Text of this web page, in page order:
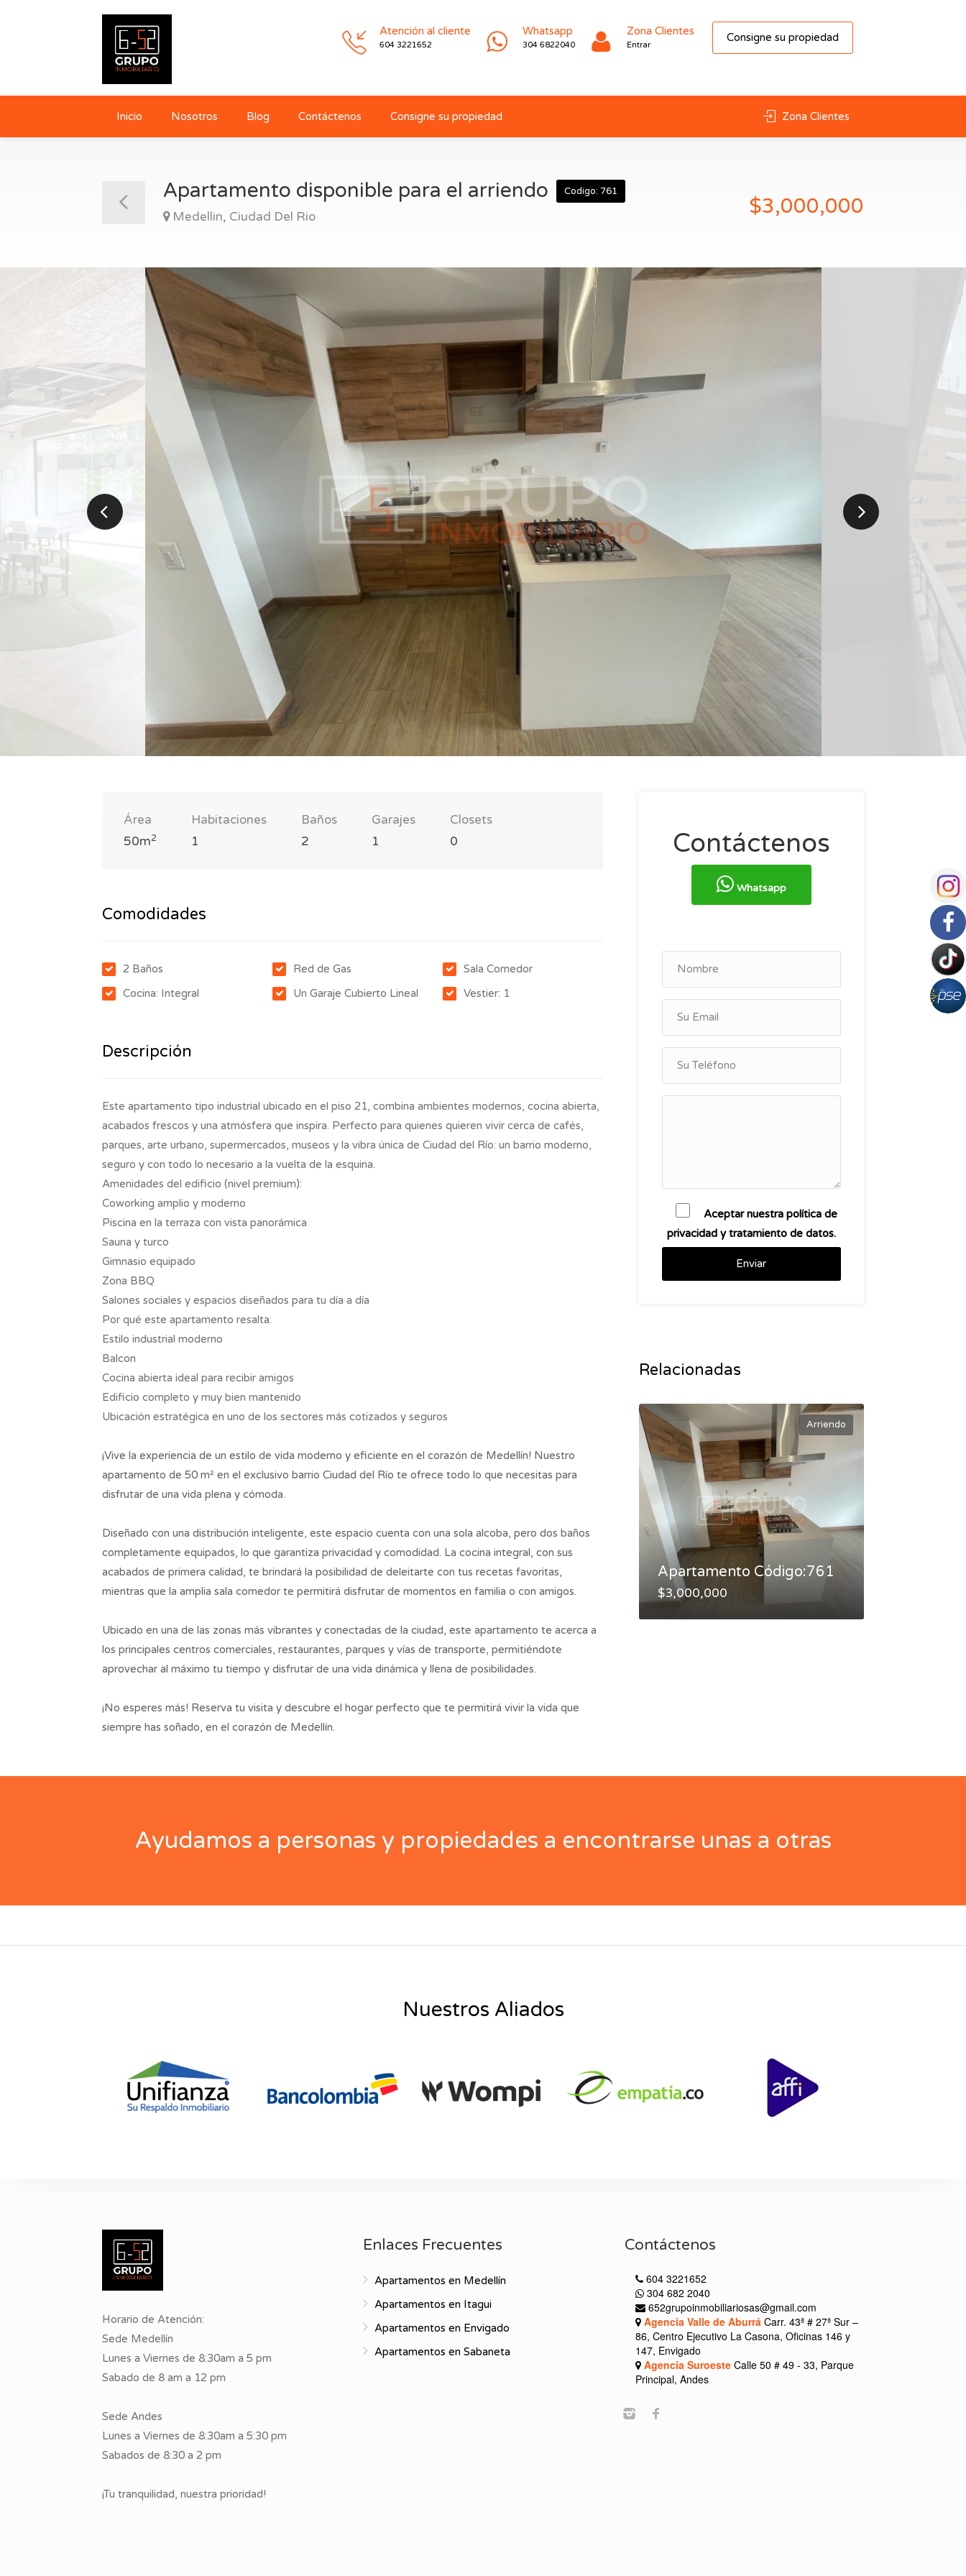
Consigne su propiedad
Atención al cliente
604 3221652
Whatsapp
304 6822040
Zona Clientes
Entrar
Inicio Nosotros Blog Contáctenos Consigne su propiedad Zona Clientes
Apartamento disponible para el arriendo Codigo: 761
Medellin, Ciudad Del Rio $3,000,000
Área
50m2
Habitaciones
1
Baños
2
Garajes
1
Closets
0
Comodidades
2 Baños
Cocina: Integral
Red de Gas
Un Garaje Cubierto Lineal
Sala Comedor
Vestier: 1
Descripción
Este apartamento tipo industrial ubicado en el piso 21, combina ambientes modernos, cocina abierta,
acabados frescos y una atmósfera que inspira. Perfecto para quienes quieren vivir cerca de cafés,
parques, arte urbano, supermercados, museos y la vibra única de Ciudad del Río: un barrio moderno,
seguro y con todo lo necesario a la vuelta de la esquina.
Amenidades del edificio (nivel premium):
Coworking amplio y moderno
Piscina en la terraza con vista panorámica
Sauna y turco
Gimnasio equipado
Zona BBQ
Salones sociales y espacios diseñados para tu día a día
Por qué este apartamento resalta:
Estilo industrial moderno
Balcon
Cocina abierta ideal para recibir amigos
Edificio completo y muy bien mantenido
Ubicación estratégica en uno de los sectores más cotizados y seguros
¡Vive la experiencia de un estilo de vida moderno y eficiente en el corazón de Medellín! Nuestro
apartamento de 50 m² en el exclusivo barrio Ciudad del Río te ofrece todo lo que necesitas para
disfrutar de una vida plena y cómoda.
Diseñado con una distribución inteligente, este espacio cuenta con una sola alcoba, pero dos baños
completamente equipados, lo que garantiza privacidad y comodidad. La cocina integral, con sus
acabados de primera calidad, te brindará la posibilidad de deleitarte con tus recetas favoritas,
mientras que la amplia sala comedor te permitirá disfrutar de momentos en familia o con amigos.
Ubicado en una de las zonas más vibrantes y conectadas de la ciudad, este apartamento te acerca a
los principales centros comerciales, restaurantes, parques y vías de transporte, permitiéndote
aprovechar al máximo tu tiempo y disfrutar de una vida dinámica y llena de posibilidades.
¡No esperes más! Reserva tu visita y descubre el hogar perfecto que te permitirá vivir la vida que
siempre has soñado, en el corazón de Medellín.
Contáctenos
Whatsapp
Aceptar nuestra política de
privacidad y tratamiento de datos.
Enviar
Relacionadas
Arriendo
Apartamento Código:761
$3,000,000
Ayudamos a personas y propiedades a encontrarse unas a otras
Nuestros Aliados
Horario de Atención:
Sede Medellín
Lunes a Viernes de 8:30am a 5 pm
Sabado de 8 am a 12 pm
Sede Andes
Lunes a Viernes de 8:30am a 5:30 pm
Sabados de 8:30 a 2 pm
¡Tu tranquilidad, nuestra prioridad!
Enlaces Frecuentes
Apartamentos en Medellín
Apartamentos en Itagui
Apartamentos en Envigado
Apartamentos en Sabaneta
Contáctenos
604 3221652
304 682 2040
652grupoinmobiliariosas@gmail.com
Agencia Valle de AburráCarr. 43ª # 27ª Sur –
86, Centro Ejecutivo La Casona, Oficinas 146 y
147, Envigado
Agencia SuroesteCalle 50 # 49 - 33, Parque
Principal, Andes